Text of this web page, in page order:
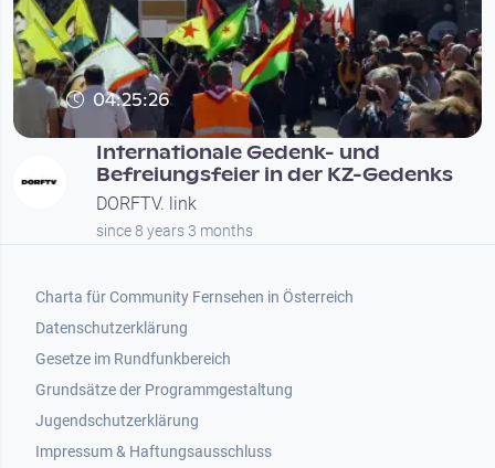
04:25:26
Internationale Gedenk- und
Befreiungsfeier in der KZ-Gedenks
DORFTV. link
since 8 years 3 months
Footer 1
Charta für Community Fernsehen in Österreich
Datenschutzerklärung
Gesetze im Rundfunkbereich
Grundsätze der Programmgestaltung
Jugendschutzerklärung
Impressum & Haftungsausschluss